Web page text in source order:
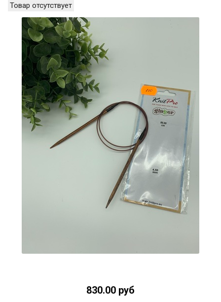
Товар отсутствует
830.00 руб